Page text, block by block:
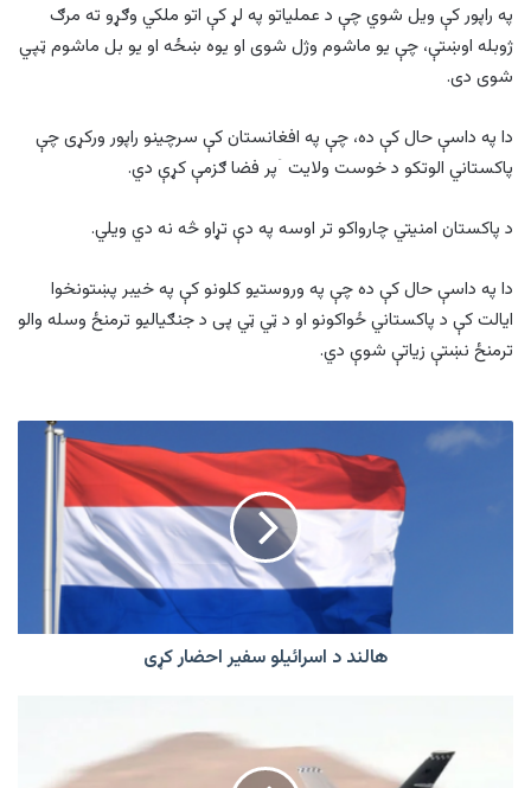
په راپور کې ویل شوي چې د عملیاتو په لړ کې اتو ملکي وګړو ته مرګ
ژوبله اوښتې، چې یو ماشوم وژل شوی او یوه ښځه او یو بل ماشوم ټپي
شوی دی.
دا په داسې حال کې ده، چې په افغانستان کې سرچینو راپور ورکړی چې
پاکستاني الوتکو د خوست ولایت ۤپر فضا ګزمې کړې دي.
د پاکستان امنیتي چارواکو تر اوسه په دې تړاو څه نه دي ویلي.
دا په داسې حال کې ده چې په وروستیو کلونو کې په خیبر پښتونخوا
ایالت کې د پاکستاني ځواکونو او د ټي ټي پی د جنګیالیو ترمنځ وسله والو
ترمنځ نښتې زیاتې شوې دي.
هالند
هالند د اسرائیلو سفیر احضار کړی